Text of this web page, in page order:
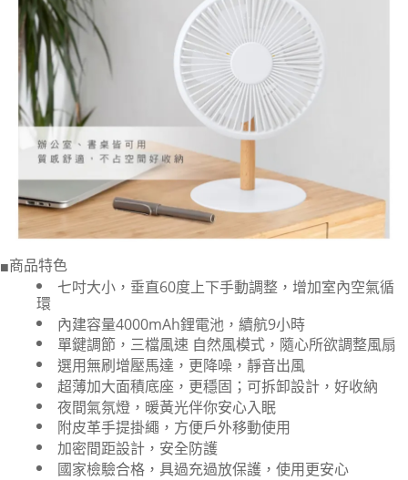
■商品特色
七吋大小，垂直60度上下手動調整，增加室內空氣循
環
內建容量4000mAh鋰電池，續航9小時
單鍵調節，三檔風速 自然風模式，隨心所欲調整風扇
選用無刷增壓馬達，更降噪，靜音出風
超薄加大面積底座，更穩固；可拆卸設計，好收納
夜間氣氛燈，暖黃光伴你安心入眠
附皮革手提掛繩，方便戶外移動使用
加密間距設計，安全防護
國家檢驗合格，具過充過放保護，使用更安心